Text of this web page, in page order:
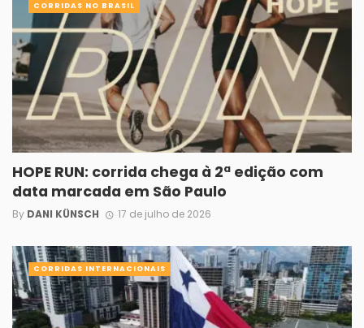
HOPE RUN: corrida chega à 2ª edição com
data marcada em São Paulo
By DANI KÜNSCH 17 de julho de 2026
CORRIDAS NO BRASIL
CORRIDAS INTERNACIONAIS